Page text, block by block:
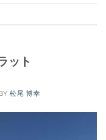
ット
松尾 博幸